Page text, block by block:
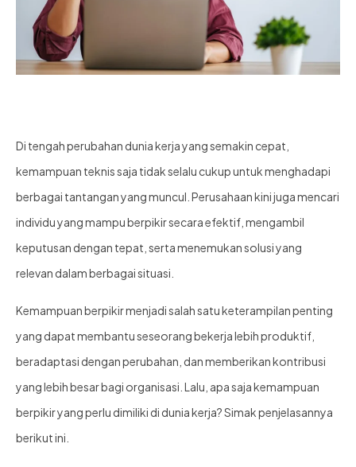
Di tengah perubahan dunia kerja yang semakin cepat,
kemampuan teknis saja tidak selalu cukup untuk menghadapi
berbagai tantangan yang muncul. Perusahaan kini juga mencari
individu yang mampu berpikir secara efektif, mengambil
keputusan dengan tepat, serta menemukan solusi yang
relevan dalam berbagai situasi.
Kemampuan berpikir menjadi salah satu keterampilan penting
yang dapat membantu seseorang bekerja lebih produktif,
beradaptasi dengan perubahan, dan memberikan kontribusi
yang lebih besar bagi organisasi. Lalu, apa saja kemampuan
berpikir yang perlu dimiliki di dunia kerja? Simak penjelasannya
berikut ini.